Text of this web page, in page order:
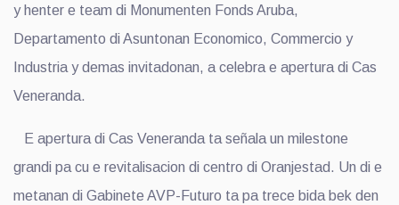
y henter e team di Monumenten Fonds Aruba,
Departamento di Asuntonan Economico, Commercio y
Industria y demas invitadonan, a celebra e apertura di Cas
Veneranda.
E apertura di Cas Veneranda ta señala un milestone
grandi pa cu e revitalisacion di centro di Oranjestad. Un di e
metanan di Gabinete AVP-Futuro ta pa trece bida bek den